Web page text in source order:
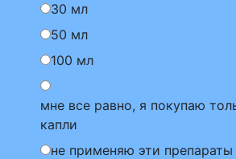
30 мл
50 мл
100 мл
мне все равно, я покупаю
капли
не применяю эти препараты